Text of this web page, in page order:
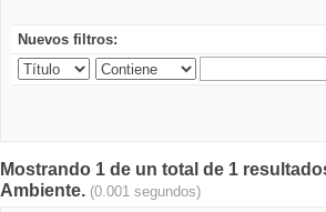
Nuevos filtros:
Mostrando 1 de un total de 1
Ambiente. (0.001 segundos)